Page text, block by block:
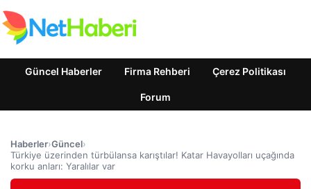
Güncel Haberler Firma Rehberi Çerez Politikası
Forum
Haberler›Güncel›
Türkiye üzerinden türbülansa karıştılar! Katar Havayolları uçağında
korku anları: Yaralılar var